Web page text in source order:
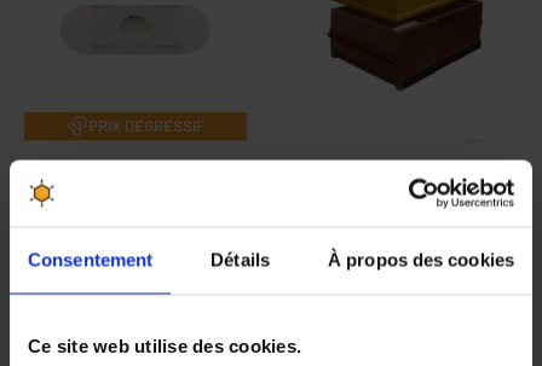
Consentement Détails À propos des cookies
Ce site web utilise des cookies.
PRIX DEGRESSIF
Nicot